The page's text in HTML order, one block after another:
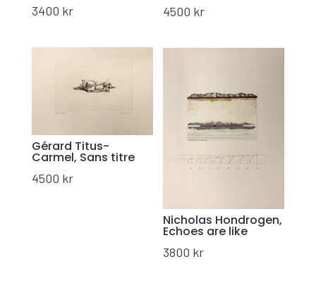
3400 kr 4500 kr
Gérard Titus-
Carmel, Sans titre
4500 kr
Nicholas Hondrogen,
Echoes are like
3800 kr